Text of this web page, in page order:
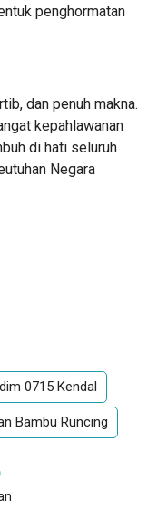
penghormatan
dan penuh makna.
kepahlawanan
di hati seluruh
Negara
0715 Kendal
Bambu Runcing